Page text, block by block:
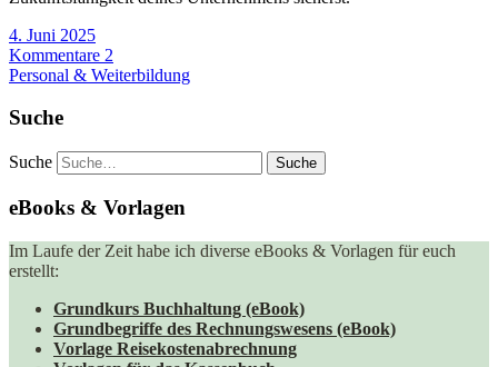
4. Juni 2025
Kommentare 2
Personal & Weiterbildung
Suche
Suche
eBooks & Vorlagen
Im Laufe der Zeit habe ich diverse eBooks & Vorlagen für euch
erstellt:
Grundkurs Buchhaltung (eBook)
Grundbegriffe des Rechnungswesens (eBook)
Vorlage Reisekostenabrechnung